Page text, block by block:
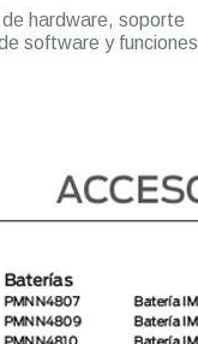
hardware, soporte
software y funciones